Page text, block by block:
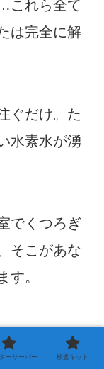
これら全て
は完全に解
ぐだけ。た
水素水が湧
でくつろぎ
そこがあな
す。
ーサーバー 検査キット